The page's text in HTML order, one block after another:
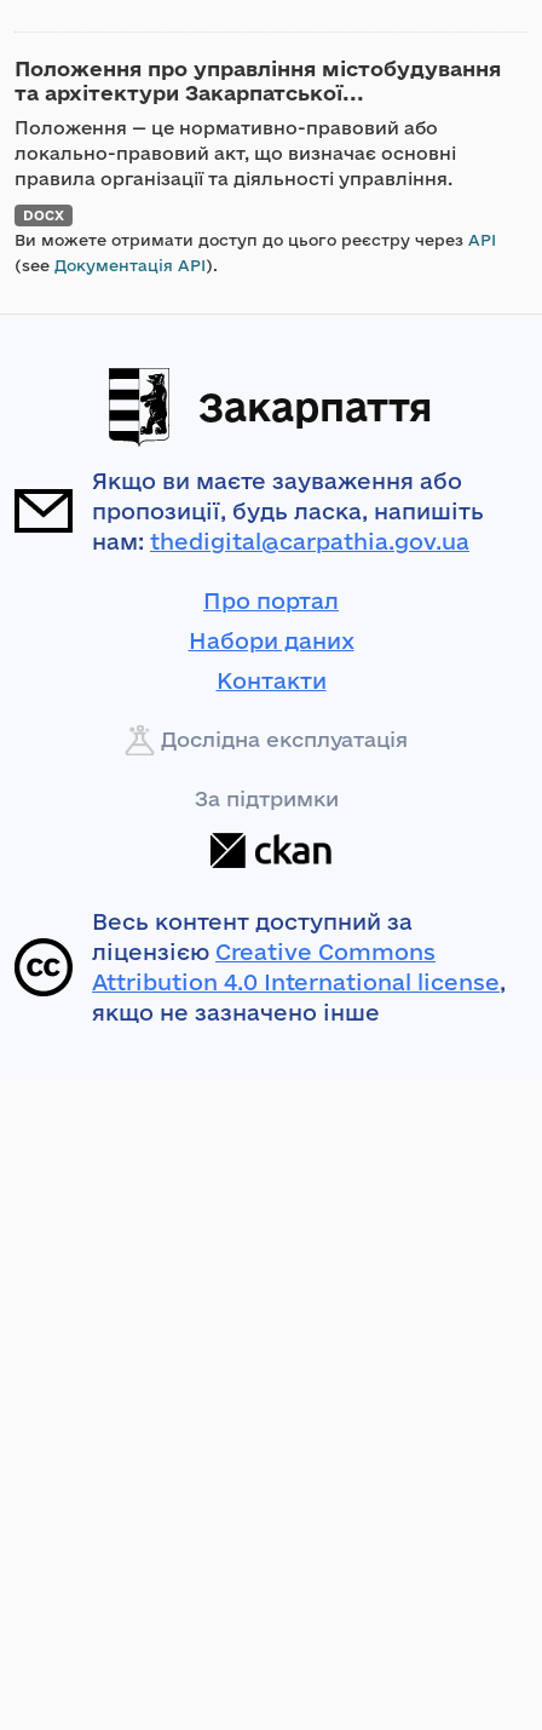
Положення про управління містобудування
та архітектури Закарпатської...
Положення — це нормативно-правовий або
локально-правовий акт, що визначає основні
правила організації та діяльності управління.
DOCX
Ви можете отримати доступ до цього реєстру через API
(see Документація API).
Закарпаття
Якщо ви маєте зауваження або
пропозиції, будь ласка, напишіть
нам: thedigital@carpathia.gov.ua
Про портал
Набори даних
Контакти
Дослідна експлуатація
За підтримки
Весь контент доступний за
ліцензією Creative Commons
Attribution 4.0 International license,
якщо не зазначено інше